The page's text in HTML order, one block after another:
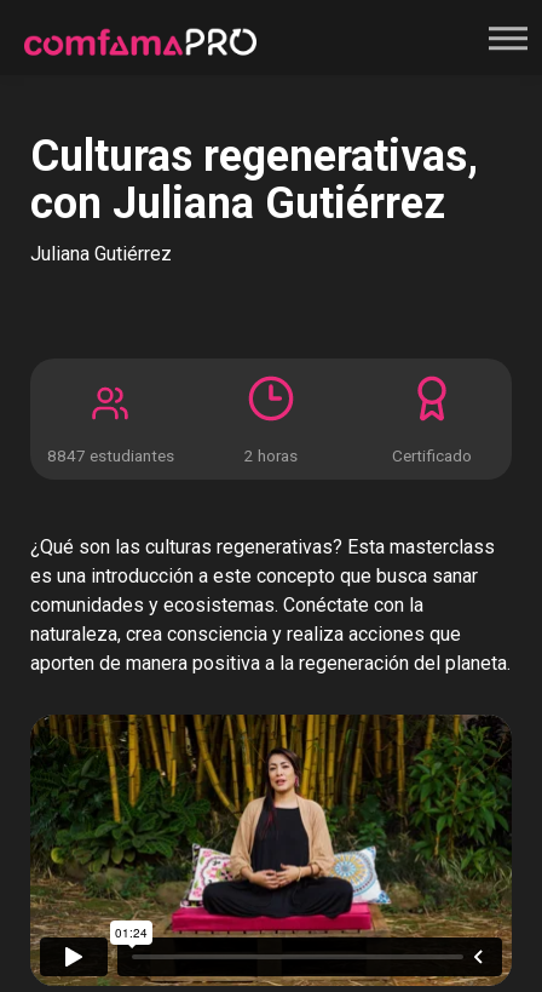
Culturas regenerativas,
con Juliana Gutiérrez
Juliana Gutiérrez
8847 estudiantes 2 horas Certificado
¿Qué son las culturas regenerativas? Esta masterclass
es una introducción a este concepto que busca sanar
comunidades y ecosistemas. Conéctate con la
naturaleza, crea consciencia y realiza acciones que
aporten de manera positiva a la regeneración del planeta.